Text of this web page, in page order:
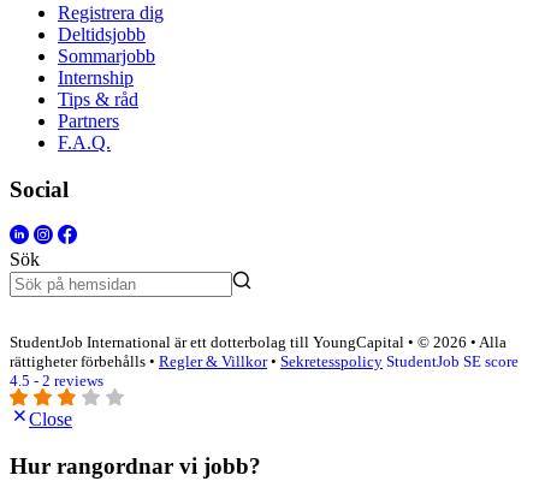
Registrera dig
Deltidsjobb
Sommarjobb
Internship
Tips & råd
Partners
F.A.Q.
Social
Sök
StudentJob International är ett dotterbolag till YoungCapital • © 2026 • Alla
rättigheter förbehålls • Regler & Villkor• Sekretesspolicy StudentJob SE score
4.5 - 2 reviews
Close
Hur rangordnar vi jobb?